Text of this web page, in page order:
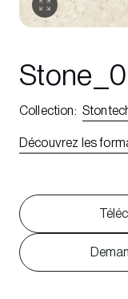
Collection:
Découvrez les